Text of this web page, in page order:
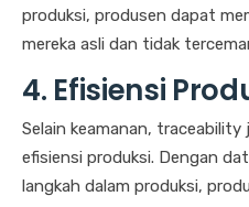
produksi, produsen dapat
mereka asli dan tidak
4. Efisiensi
Selain keamanan,
efisiensi produksi. Dengan
langkah dalam produksi,